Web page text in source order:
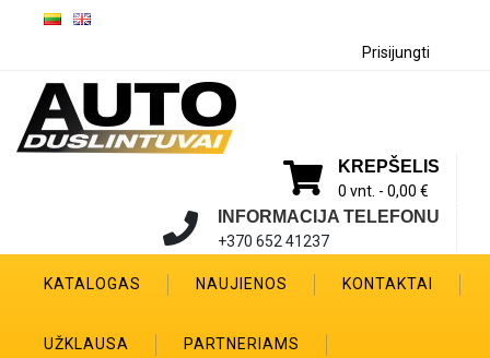
Prisijungti
KREPŠELIS
0 vnt. - 0,00 €
INFORMACIJA TELEFONU
+370 652 41237
KATALOGAS NAUJIENOS KONTAKTAI
UŽKLAUSA PARTNERIAMS